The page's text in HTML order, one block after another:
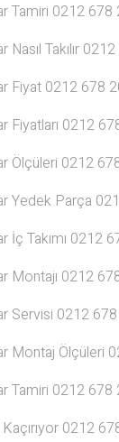
Tamiri 0212 678
Takılır
Fiyat 0212 678
Fiyatları 0212
Ölçüleri 0212
Yedek Parça
İç Takımı 0212
Montajı 0212
Servisi 0212
Montaj Ölçüleri
Tamiri 0212 678
0212